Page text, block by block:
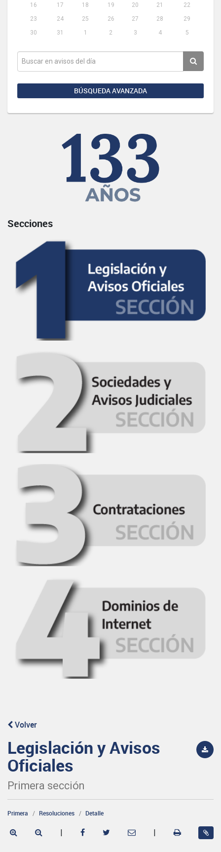
16
17 18 19 20 21
22
23
24 25 26 27 28
29
30
31 1 2 3 4 5
BÚSQUEDA AVANZADA
Secciones
Volver
Legislación y Avisos
Oficiales
Primera sección
Primera Resoluciones Detalle
| |